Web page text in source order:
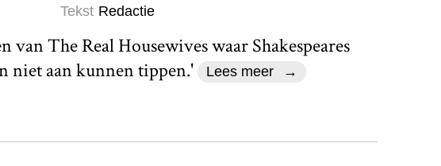
Tekst Redactie
van The Real Housewives waar Shakespeares
niet aan kunnen tippen.'
Lees meer